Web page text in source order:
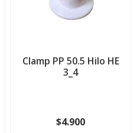
Clamp PP 50.5 Hilo HE
3_4
$4.900